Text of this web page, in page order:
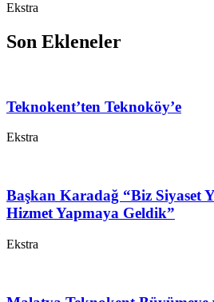
Ekstra
Son Ekleneler
Teknokent’ten Teknoköy’e
Ekstra
Başkan Karadağ “Biz Siyaset
Hizmet Yapmaya Geldik”
Ekstra